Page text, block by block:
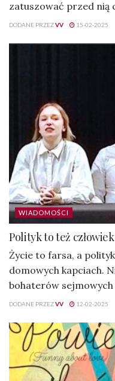
zatuszować przed nią
DODANE PRZEZVV 15-02-2025
WIADOMOŚCI
Polityk to też
Życie to farsa, a
domowych kapciach.
bohaterów
DODANE PRZEZVV 12-02-2025